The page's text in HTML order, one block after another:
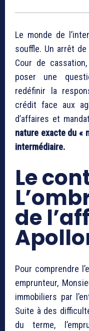
Le monde de
souffle. Un arrêt
Cour de
poser une
redéfinir la
crédit face aux
d’affaires et
nature exacte du «
intermédiaire.
Le
de
Pour comprendre
emprunteur,
immobiliers par
Suite à des
du terme,